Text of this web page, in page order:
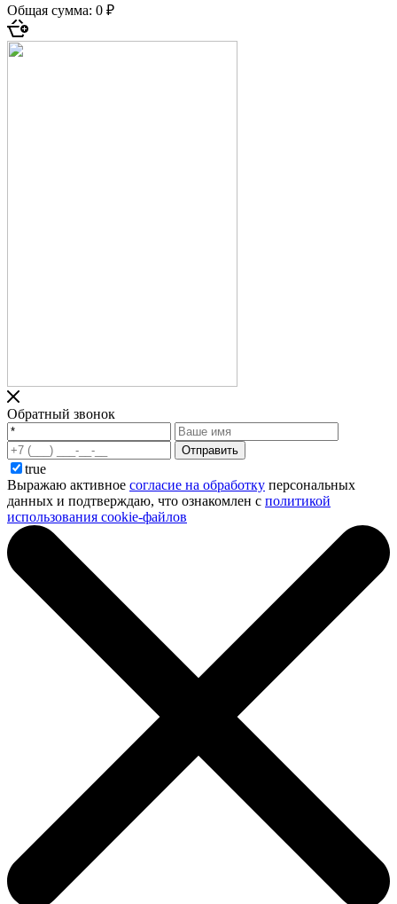
Общая сумма: 0 ₽
Обратный звонок
Отправить
true
Выражаю активное согласие на обработку персональных
данных и подтверждаю, что ознакомлен с политикой
использования cookie-файлов